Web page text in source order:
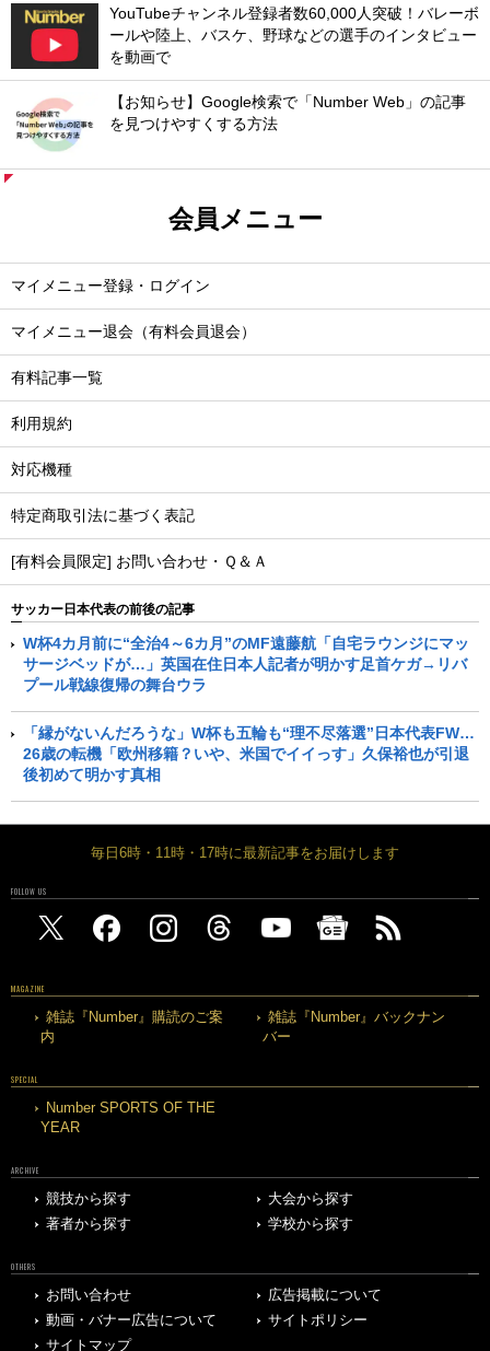
YouTubeチャンネル登録者数60,000人突破！バレーボ
ールや陸上、バスケ、野球などの選手のインタビュー
を動画で
【お知らせ】Google検索で「Number Web」の記事
を見つけやすくする方法
会員メニュー
マイメニュー登録・ログイン
マイメニュー退会（有料会員退会）
有料記事一覧
利用規約
対応機種
特定商取引法に基づく表記
[有料会員限定] お問い合わせ・Ｑ＆Ａ
サッカー日本代表の前後の記事
W杯4カ月前に“全治4～6カ月”のMF遠藤航「自宅ラウンジにマッ
サージベッドが…」英国在住日本人記者が明かす足首ケガ→リバ
プール戦線復帰の舞台ウラ
「縁がないんだろうな」W杯も五輪も“理不尽落選”日本代表FW…
26歳の転機「欧州移籍？いや、米国でイイっす」久保裕也が引退
後初めて明かす真相
毎日6時・11時・17時に最新記事をお届けします
FOLLOW US
MAGAZINE
雑誌『Number』購読のご案
内
雑誌『Number』バックナン
バー
SPECIAL
Number SPORTS OF THE
YEAR
ARCHIVE
競技から探す
大会から探す
著者から探す
学校から探す
OTHERS
お問い合わせ
広告掲載について
動画・バナー広告について
サイトポリシー
サイトマップ